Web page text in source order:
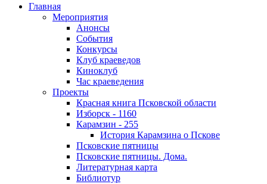
Главная
Мероприятия
Анонсы
События
Конкурсы
Клуб краеведов
Киноклуб
Час краеведения
Проекты
Красная книга Псковской области
Изборск - 1160
Карамзин - 255
История Карамзина о Пскове
Псковские пятницы
Псковские пятницы. Дома.
Литературная карта
Библиотур